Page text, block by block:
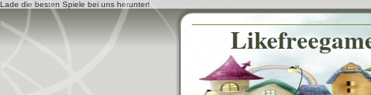
Lade die besten Spiele bei uns herunter!